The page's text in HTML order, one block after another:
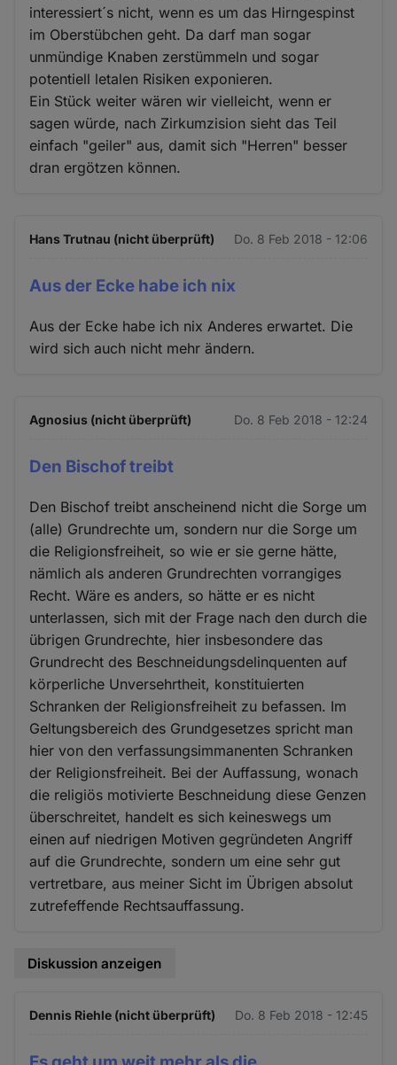
interessiert´s nicht, wenn es um das Hirngespinst
im Oberstübchen geht. Da darf man sogar
unmündige Knaben zerstümmeln und sogar
potentiell letalen Risiken exponieren.
Ein Stück weiter wären wir vielleicht, wenn er
sagen würde, nach Zirkumzision sieht das Teil
einfach "geiler" aus, damit sich "Herren" besser
dran ergötzen können.
Hans Trutnau (nicht überprüft) Do. 8 Feb 2018 - 12:06
Aus der Ecke habe ich nix
Aus der Ecke habe ich nix Anderes erwartet. Die
wird sich auch nicht mehr ändern.
Agnosius (nicht überprüft) Do. 8 Feb 2018 - 12:24
Den Bischof treibt
Den Bischof treibt anscheinend nicht die Sorge um
(alle) Grundrechte um, sondern nur die Sorge um
die Religionsfreiheit, so wie er sie gerne hätte,
nämlich als anderen Grundrechten vorrangiges
Recht. Wäre es anders, so hätte er es nicht
unterlassen, sich mit der Frage nach den durch die
übrigen Grundrechte, hier insbesondere das
Grundrecht des Beschneidungsdelinquenten auf
körperliche Unversehrtheit, konstituierten
Schranken der Religionsfreiheit zu befassen. Im
Geltungsbereich des Grundgesetzes spricht man
hier von den verfassungsimmanenten Schranken
der Religionsfreiheit. Bei der Auffassung, wonach
die religiös motivierte Beschneidung diese Genzen
überschreitet, handelt es sich keineswegs um
einen auf niedrigen Motiven gegründeten Angriff
auf die Grundrechte, sondern um eine sehr gut
vertretbare, aus meiner Sicht im Übrigen absolut
zutrefeffende Rechtsauffassung.
Diskussion anzeigen
Dennis Riehle (nicht überprüft) Do. 8 Feb 2018 - 12:45